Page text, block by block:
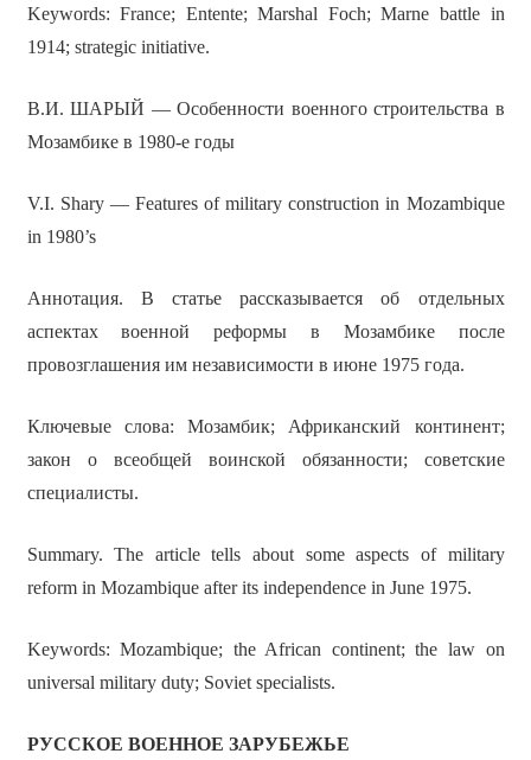
Keywords: France; Entente; Marshal Foch; Marne battle in
1914; strategic initiative.
В.И. ШАРЫЙ — Особенности военного строительства в
Мозамбике в 1980-е годы
V.I. Shary — Features of military construction in Mozambique
in 1980’s
Аннотация. В статье рассказывается об отдельных
аспектах военной реформы в Мозамбике после
провозглашения им независимости в июне 1975 года.
Ключевые слова: Мозамбик; Африканский континент;
закон о всеобщей воинской обязанности; советские
специалисты.
Summary. The article tells about some aspects of military
reform in Mozambique after its independence in June 1975.
Keywords: Mozambique; the African continent; the law on
universal military duty; Soviet specialists.
РУССКОЕ ВОЕННОЕ ЗАРУБЕЖЬЕ